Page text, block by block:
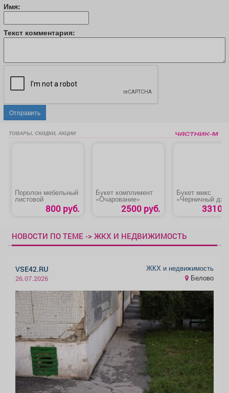
Имя:
Текст комментария:
Отправить
ТОВАРЫ, СКИДКИ, АКЦИИ
Поролон мебельный
листовой
800 руб.
Букет комплимент
«Очарование»
2500 руб.
Букет микс
«Черничный
3310
НОВОСТИ ПО ТЕМЕ -> ЖКХ И НЕДВИЖИМОСТЬ
VSE42.RU
26.07.2026
ЖКХ и недвижимость
Белово